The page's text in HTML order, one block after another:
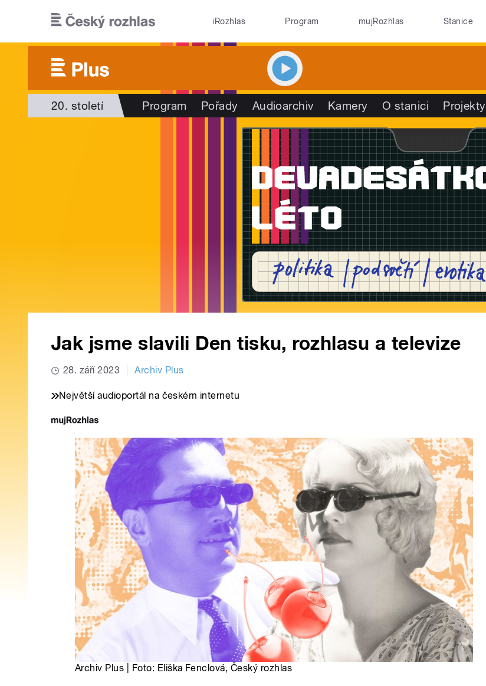
iRozhlas Program mujRozhlas Stanice
20. století Program Pořady Audioarchiv Kamery O stanici Projekty
Jak jsme slavili Den tisku, rozhlasu a televize
28. září 2023 Archiv Plus
Největší audioportál na českém internetu
Archiv Plus | Foto: Eliška Fenclová, Český rozhlas